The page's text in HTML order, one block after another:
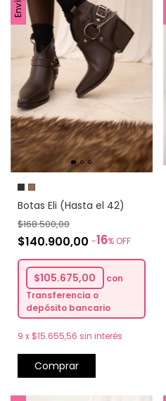
Botas Eli (Hasta el 42)
$140.900,00 -16% OFF
$168.500,00
$105.675,00
con
Transferencia o
depósito bancario
9 x $15.655,56 sin interés
Comprar